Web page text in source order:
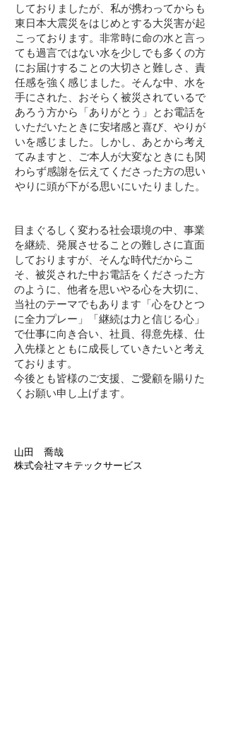
しておりましたが、私が携わってからも
東日本大震災をはじめとする大災害が起
こっております。非常時に命の水と言っ
ても過言ではない水を少しでも多くの方
にお届けすることの大切さと難しさ、責
任感を強く感じました。そんな中、水を
手にされた、おそらく被災されているで
あろう方から「ありがとう」とお電話を
いただいたときに安堵感と喜び、やりが
いを感じました。しかし、あとから考え
てみますと、ご本人が大変なときにも関
わらず感謝を伝えてくださった方の思い
やりに頭が下がる思いにいたりました。
目まぐるしく変わる社会環境の中、事業
を継続、発展させることの難しさに直面
しておりますが、そんな時代だからこ
そ、被災された中お電話をくださった方
のように、他者を思いやる心を大切に、
当社のテーマでもあります「心をひとつ
に全力プレー」「継続は力と信じる心」
で仕事に向き合い、社員、得意先様、仕
入先様とともに成長していきたいと考え
ております。
今後とも皆様のご支援、ご愛顧を賜りた
くお願い申し上げます。
山田 喬哉
株式会社マキテックサービス